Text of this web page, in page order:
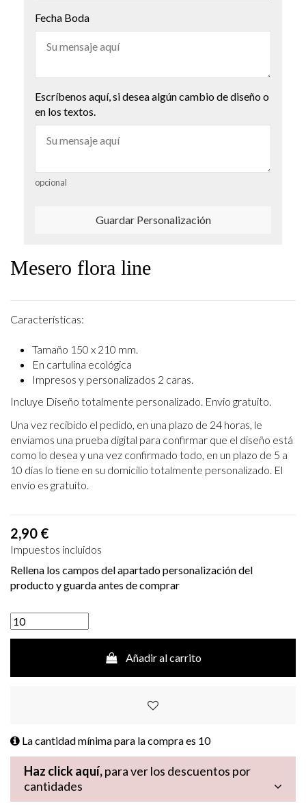
Fecha Boda
Escríbenos aquí, si desea algún cambio de diseño o
en los textos.
opcional
Guardar Personalización
Mesero flora line
Características:
Tamaño 150 x 210 mm.
En cartulina ecológica
Impresos y personalizados 2 caras.
Incluye Diseño totalmente personalizado. Envio gratuito.
Una vez recibido el pedido, en una plazo de 24 horas, le
enviamos una prueba digital para confirmar que el diseño está
como lo desea y una vez confirmado todo, en un plazo de 5 a
10 días lo tiene en su domicilio totalmente personalizado. El
envío es gratuito.
2,90 €
Impuestos incluidos
Rellena los campos del apartado personalización del
producto y guarda antes de comprar
Añadir al carrito
La cantidad mínima para la compra es 10
Haz click aquí,para ver los descuentos por
cantidades